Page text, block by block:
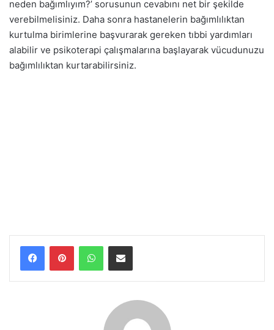
neden bağımlıyım?’ sorusunun cevabını net bir şekilde
verebilmelisiniz. Daha sonra hastanelerin bağımlılıktan
kurtulma birimlerine başvurarak gereken tıbbi yardımları
alabilir ve psikoterapi çalışmalarına başlayarak vücudunuzu
bağımlılıktan kurtarabilirsiniz.
WhatsAppE-Posta ile paylaş